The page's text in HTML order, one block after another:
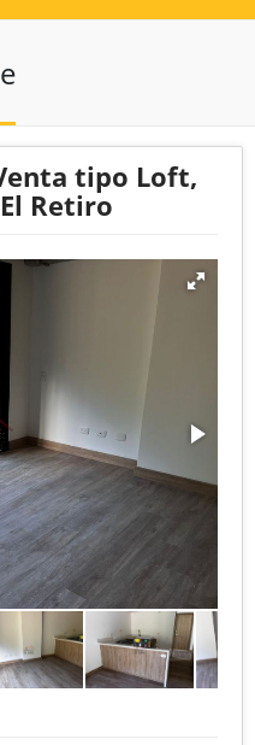
tipo Loft,
Retiro